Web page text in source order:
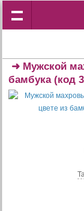
➜ Мужской
бамбука(код